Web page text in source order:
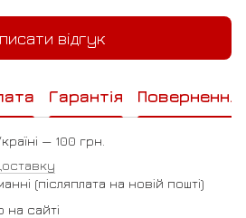
відгук
Гарантія Повернення
— 100 грн.
(післяплата на новій пошті)
сайті